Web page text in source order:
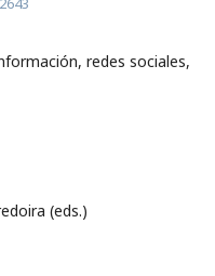
redes sociales,
(eds.)